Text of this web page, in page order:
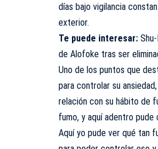
días bajo vigilancia
exterior.
Te puede interesar:
de Alofoke tras ser
Uno de los puntos que
para controlar su
relación con su hábito de
fumo, y aquí adentro pude
Aquí yo pude ver qué tan